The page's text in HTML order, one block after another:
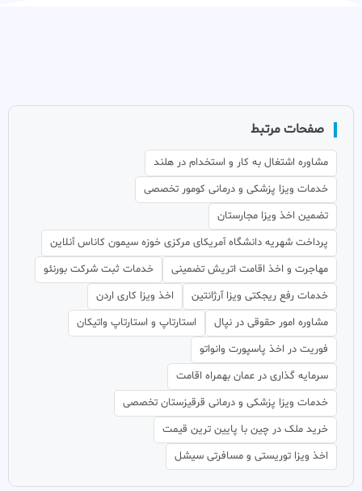
صفحات مرتبط
مشاوره اشتغال به کار و استخدام در هلند
خدمات ویزا پزشکی و درمانی کومور تخصصی
تضمین اخذ ویزا مجارستان
پرداخت شهریه دانشگاه آمریکای مرکزی خوزه سیمون کاناس آنلاین
مهاجرت و اخذ اقامت اتریش تضمینی
خدمات ثبت شرکت بورنئو
خدمات رفع ریجکتی ویزا آرژانتین
اخذ ویزا کاری اردن
مشاوره امور حقوقی در نپال
استارتاپ و استارتاپ واتیکان
فوریت در اخذ پاسپورت وانواتو
سرمایه گذاری در عمان بهمراه اقامت
خدمات ویزا پزشکی و درمانی قرقیزستان تخصصی
خرید ملک در چین با پایین ترین قیمت
اخذ ویزا توریستی و مسافرتی سیشل